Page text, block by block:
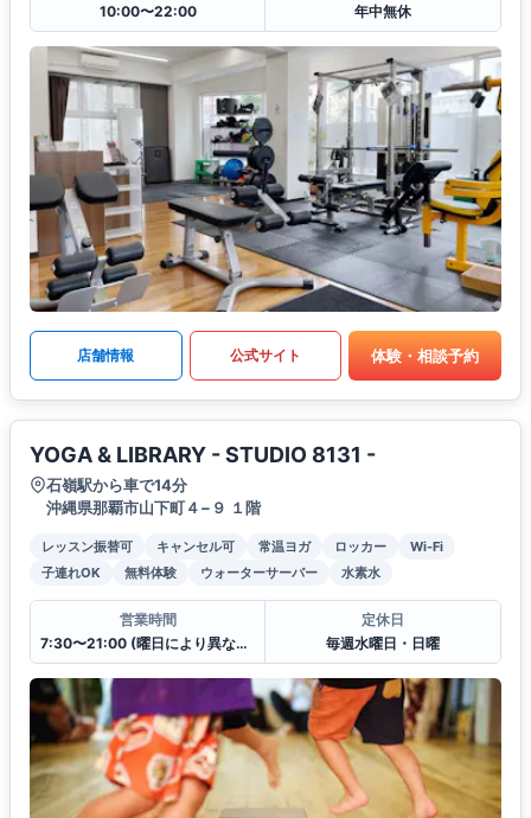
10:00〜22:00
年中無休
店舗情報 公式サイト 体験・相談予約
YOGA & LIBRARY - STUDIO 8131 -
石嶺駅から車で14分
沖縄県那覇市山下町４−９ １階
レッスン振替可 キャンセル可 常温ヨガ ロッカー
Wi-Fi
子連れOK
無料体験 ウォーターサーバー 水素水
営業時間
7:30〜21:00 (曜日により異なる)
定休日
毎週水曜日・日曜